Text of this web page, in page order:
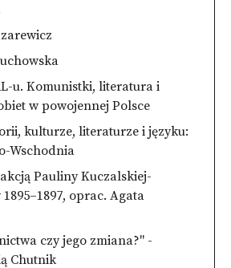
u. Komunistki, literatura i
w powojennej Polsce
kulturze, literaturze i języku:
Wschodnia
Pauliny Kuczalskiej-
oprac. Agata
czy jego zmiana?" -
Chutnik